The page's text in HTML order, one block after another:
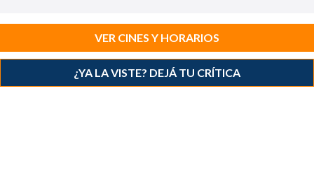
VER CINES Y HORARIOS
¿YA LA VISTE? DEJÁ TU CRÍTICA